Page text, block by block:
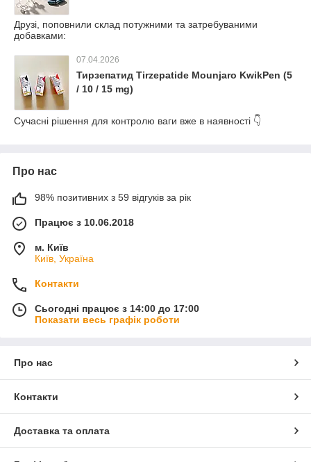
Друзі, поповнили склад потужними та затребуваними
добавками:
07.04.2026
Тирзепатид Tirzepatide Mounjaro KwikPen (5
/ 10 / 15 mg)
Сучасні рішення для контролю ваги вже в наявності 👇
Про нас
98% позитивних з 59 відгуків за рік
Працює з 10.06.2018
м. Київ
Київ, Україна
Контакти
Сьогодні працює з 14:00 до 17:00
Показати весь графік роботи
Про нас
Контакти
Доставка та оплата